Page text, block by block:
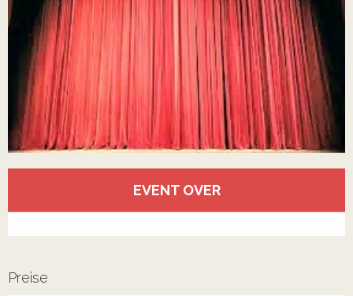
EVENT OVER
Preise